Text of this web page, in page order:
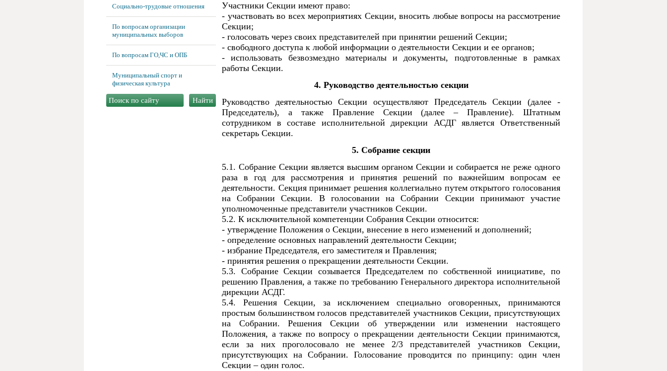
Социально-трудовые отношения
По вопросам организации
муниципальных выборов
По вопросам ГО,ЧС и ОПБ
Муниципальный спорт и
физическая культура
Участники Секции имеют право:
- участвовать во всех мероприятиях Секции, вносить любые вопросы на рассмотрение
Секции;
- голосовать через своих представителей при принятии решений Секции;
- свободного доступа к любой информации о деятельности Секции и ее органов;
- использовать безвозмездно материалы и документы, подготовленные в рамках
работы Секции.
4. Руководство деятельностью секции
Руководство деятельностью Секции осуществляют Председатель Секции (далее -
Председатель), а также Правление Секции (далее – Правление). Штатным
сотрудником в составе исполнительной дирекции АСДГ является Ответственный
секретарь Секции.
5. Собрание секции
5.1. Собрание Секции является высшим органом Секции и собирается не реже одного
раза в год для рассмотрения и принятия решений по важнейшим вопросам ее
деятельности. Секция принимает решения коллегиально путем открытого голосования
на Собрании Секции. В голосовании на Собрании Секции принимают участие
уполномоченные представители участников Секции.
5.2. К исключительной компетенции Собрания Секции относится:
- утверждение Положения о Секции, внесение в него изменений и дополнений;
- определение основных направлений деятельности Секции;
- избрание Председателя, его заместителя и Правления;
- принятия решения о прекращении деятельности Секции.
5.3. Собрание Секции созывается Председателем по собственной инициативе, по
решению Правления, а также по требованию Генерального директора исполнительной
дирекции АСДГ.
5.4. Решения Секции, за исключением специально оговоренных, принимаются
простым большинством голосов представителей участников Секции, присутствующих
на Собрании. Решения Секции об утверждении или изменении настоящего
Положения, а также по вопросу о прекращении деятельности Секции принимаются,
если за них проголосовало не менее 2/3 представителей участников Секции,
присутствующих на Собрании. Голосование проводится по принципу: один член
Секции – один голос.